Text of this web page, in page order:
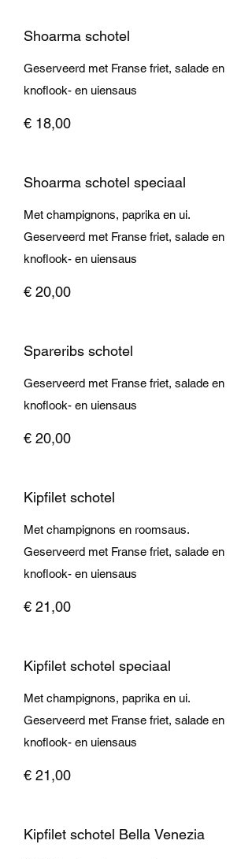
Shoarma schotel
Geserveerd met Franse friet, salade en
knoflook- en uiensaus
€ 18,00
Shoarma schotel speciaal
Met champignons, paprika en ui.
Geserveerd met Franse friet, salade en
knoflook- en uiensaus
€ 20,00
Spareribs schotel
Geserveerd met Franse friet, salade en
knoflook- en uiensaus
€ 20,00
Kipfilet schotel
Met champignons en roomsaus.
Geserveerd met Franse friet, salade en
knoflook- en uiensaus
€ 21,00
Kipfilet schotel speciaal
Met champignons, paprika en ui.
Geserveerd met Franse friet, salade en
knoflook- en uiensaus
€ 21,00
Kipfilet schotel Bella Venezia